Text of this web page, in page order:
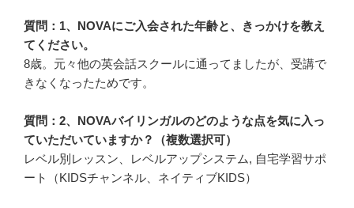
質問：1、NOVAにご入会された年齢と、きっかけを教え
てください。
8歳。元々他の英会話スクールに通ってましたが、受講で
きなくなったためです。
質問：2、NOVAバイリンガルのどのような点を気に入っ
ていただいていますか？（複数選択可）
レベル別レッスン、レベルアップシステム, 自宅学習サポ
ート（KIDSチャンネル、ネイティブKIDS）